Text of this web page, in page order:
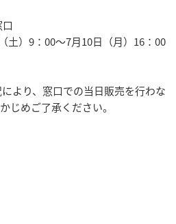
土）9：00～7月10日（月）16：00
より、窓口での当日販売を行わな
じめご了承ください。